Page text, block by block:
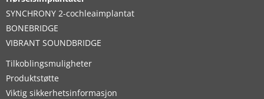
SYNCHRONY 2-cochleaimplantat
BONEBRIDGE
VIBRANT SOUNDBRIDGE
Tilkoblingsmuligheter
Produktstøtte
Viktig sikkerhetsinformasjon